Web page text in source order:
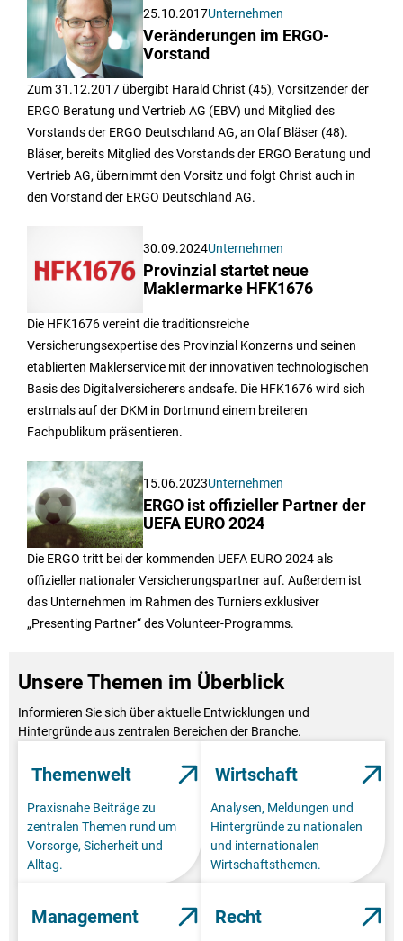
25.10.2017Unternehmen
Veränderungen im ERGO-
Vorstand
Zum 31.12.2017 übergibt Harald Christ (45), Vorsitzender der
ERGO Beratung und Vertrieb AG (EBV) und Mitglied des
Vorstands der ERGO Deutschland AG, an Olaf Bläser (48).
Bläser, bereits Mitglied des Vorstands der ERGO Beratung und
Vertrieb AG, übernimmt den Vorsitz und folgt Christ auch in
den Vorstand der ERGO Deutschland AG.
30.09.2024Unternehmen
Provinzial startet neue
Maklermarke HFK1676
Die HFK1676 vereint die traditionsreiche
Versicherungsexpertise des Provinzial Konzerns und seinen
etablierten Maklerservice mit der innovativen technologischen
Basis des Digitalversicherers andsafe. Die HFK1676 wird sich
erstmals auf der DKM in Dortmund einem breiteren
Fachpublikum präsentieren.
15.06.2023Unternehmen
ERGO ist offizieller Partner der
UEFA EURO 2024
Die ERGO tritt bei der kommenden UEFA EURO 2024 als
offizieller nationaler Versicherungspartner auf. Außerdem ist
das Unternehmen im Rahmen des Turniers exklusiver
„Presenting Partner“ des Volunteer-Programms.
Unsere Themen im Überblick
Informieren Sie sich über aktuelle Entwicklungen und
Hintergründe aus zentralen Bereichen der Branche.
Themenwelt
Praxisnahe Beiträge zu
zentralen Themen rund um
Vorsorge, Sicherheit und
Alltag.
Wirtschaft
Analysen, Meldungen und
Hintergründe zu nationalen
und internationalen
Wirtschaftsthemen.
Management Recht